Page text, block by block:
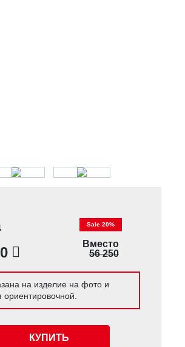
Sale 20%
Вместо
56 250
на изделие на фото и
ориентировочной.
КУПИТЬ